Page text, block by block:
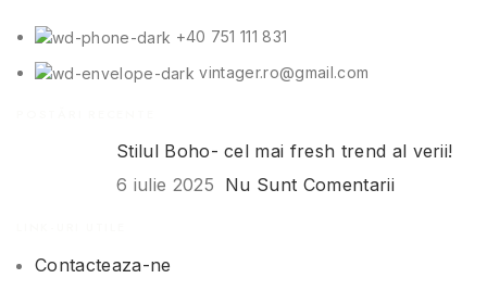
+40 751 111 831
vintager.ro@gmail.com
Stilul Boho- cel mai fresh trend al verii!
6 iulie 2025 Nu Sunt Comentarii
Contacteaza-ne